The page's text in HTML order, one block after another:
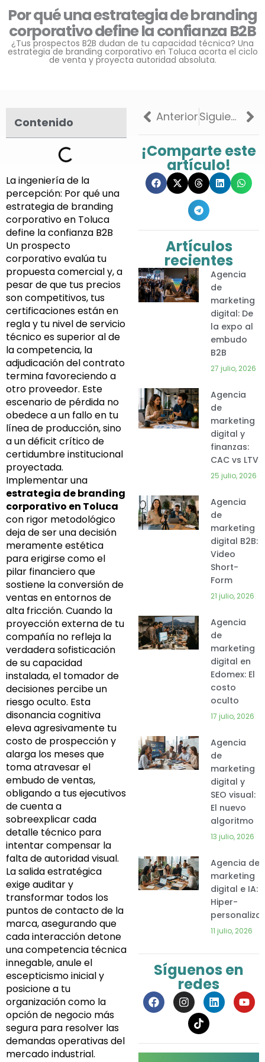
Por qué una estrategia de branding
corporativo define la confianza B2B
¿Tus prospectos B2B dudan de tu capacidad técnica? Una
estrategia de branding corporativo en Toluca acorta el ciclo
de venta y proyecta autoridad absoluta.
Contenido
La ingeniería de la
percepción: Por qué una
estrategia de branding
corporativo en Toluca
define la confianza B2B
Un prospecto
corporativo evalúa tu
propuesta comercial y, a
pesar de que tus precios
son competitivos, tus
certificaciones están en
regla y tu nivel de servicio
técnico es superior al de
la competencia, la
adjudicación del contrato
termina favoreciendo a
otro proveedor. Este
escenario de pérdida no
obedece a un fallo en tu
línea de producción, sino
a un déficit crítico de
certidumbre institucional
proyectada.
Implementar una
estrategia de branding
corporativo en Toluca
con rigor metodológico
deja de ser una decisión
meramente estética
para erigirse como el
pilar financiero que
sostiene la conversión de
ventas en entornos de
alta fricción. Cuando la
proyección externa de tu
compañía no refleja la
verdadera sofisticación
de su capacidad
instalada, el tomador de
decisiones percibe un
riesgo oculto. Esta
disonancia cognitiva
eleva agresivamente tu
costo de prospección y
alarga los meses que
toma atravesar el
embudo de ventas,
obligando a tus ejecutivos
de cuenta a
sobreexplicar cada
detalle técnico para
intentar compensar la
falta de autoridad visual.
La salida estratégica
exige auditar y
transformar todos los
puntos de contacto de la
marca, asegurando que
cada interacción detone
una competencia técnica
innegable, anule el
escepticismo inicial y
posicione a tu
organización como la
opción de negocio más
segura para resolver las
demandas operativas del
mercado industrial.
Previo
Anterior Siguiente
¡Comparte este
artículo!
Artículos
recientes
Agencia
de
marketing
digital: De
la expo al
embudo
B2B
27 julio, 2026
Agencia
de
marketing
digital y
finanzas:
CAC vs LTV
25 julio, 2026
Agencia
de
marketing
digital B2B:
Video
Short-
Form
21 julio, 2026
Agencia
de
marketing
digital en
Edomex: El
costo
oculto
17 julio, 2026
Agencia
de
marketing
digital y
SEO visual:
El nuevo
algoritmo
13 julio, 2026
Agencia de
marketing
digital e IA:
Hiper-
11 julio, 2026
Síguenos en
redes
F
a
c
I
n
s
L
i
n
Y
o
u